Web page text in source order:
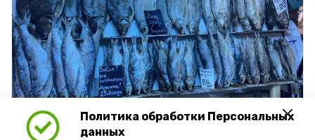
Политика обработки Персональных
данных